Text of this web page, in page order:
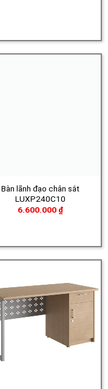
Bàn lãnh đạo chân sắt
LUXP240C10
6.600.000 ₫